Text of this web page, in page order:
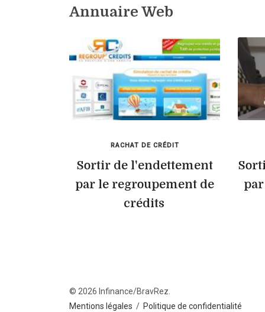
Annuaire Web
RACHAT DE CRÉDIT
Sortir de l'endettement
par le regroupement de
crédits
© 2026 Infinance/BravRez.
Mentions légales / Politique de confidentialité